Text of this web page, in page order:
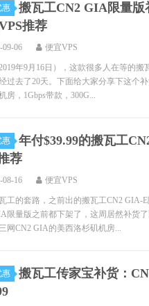
惠
搬瓦工CN2 GIA限量版
推荐
09-06 便宜VPS
年9月16日），这款很多人在等的
过去了20天。下面给大家分享下这个
房，1Gbps带款，300G...
惠
年付$39.99的搬瓦工
荐
08-16 便宜VPS
工的套路，之前出的搬瓦工CN2 GIA-
限量版之前都下架了，这周居然补货
网CN2 GIA的美西洛杉矶机房...
惠
搬瓦工传家宝补货：